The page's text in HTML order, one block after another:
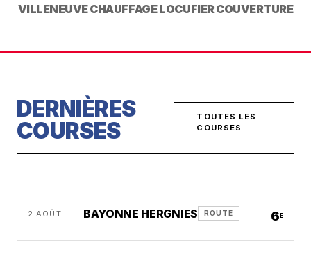
VILLENEUVE CHAUFFAGELOCUFIER COUVERTURE
DERNIÈRES
COURSES
TOUTES LES
COURSES
2 AOÛT BAYONNE HERGNIES ROUTE 6 E